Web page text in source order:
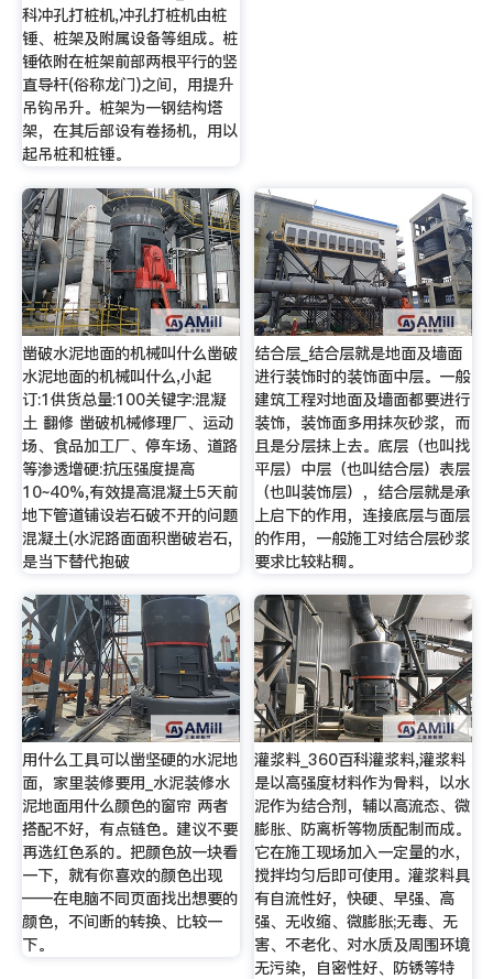
科冲孔打桩机,冲孔打桩机由桩
锤、桩架及附属设备等组成。桩
锤依附在桩架前部两根平行的竖
直导杆(俗称龙门)之间，用提升
吊钩吊升。桩架为一钢结构塔
架，在其后部设有卷扬机，用以
起吊桩和桩锤。
凿破水泥地面的机械叫什么凿破
水泥地面的机械叫什么,小起
订:1供货总量:100关键字:混凝
土 翻修 凿破机械修理厂、运动
场、食品加工厂、停车场、道路
等渗透增硬:抗压强度提高
10~40%,有效提高混凝土5天前
地下管道铺设岩石破不开的问题
混凝土(水泥路面面积凿破岩石,
是当下替代抱破
结合层_结合层就是地面及墙面
进行装饰时的装饰面中层。一般
建筑工程对地面及墙面都要进行
装饰，装饰面多用抹灰砂浆，而
且是分层抹上去。底层（也叫找
平层）中层（也叫结合层）表层
（也叫装饰层），结合层就是承
上启下的作用，连接底层与面层
的作用，一般施工对结合层砂浆
要求比较粘稠。
用什么工具可以凿坚硬的水泥地
面，家里装修要用_水泥装修水
泥地面用什么颜色的窗帘 两者
搭配不好，有点链色。建议不要
再选红色系的。把颜色放一块看
一下，就有你喜欢的颜色出现
——在电脑不同页面找出想要的
颜色，不间断的转换、比较一
下。
灌浆料_360百科灌浆料,灌浆料
是以高强度材料作为骨料，以水
泥作为结合剂，辅以高流态、微
膨胀、防离析等物质配制而成。
它在施工现场加入一定量的水，
搅拌均匀后即可使用。灌浆料具
有自流性好，快硬、早强、高
强、无收缩、微膨胀;无毒、无
害、不老化、对水质及周围环境
无污染，自密性好、防锈等特